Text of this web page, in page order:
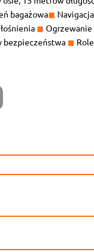
bagażowa◼ Navigacja
◼
bezpieczeństwa ◼